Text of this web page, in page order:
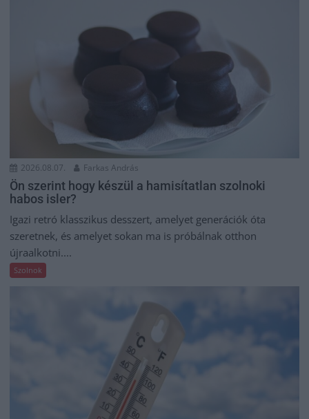
2026.08.07. Farkas András
Ön szerint hogy készül a hamisítatlan szolnoki
habos isler?
Igazi retró klasszikus desszert, amelyet generációk óta
szeretnek, és amelyet sokan ma is próbálnak otthon
újraalkotni....
Szolnok